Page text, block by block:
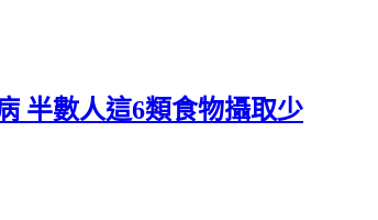
半數人這6類食物攝取少